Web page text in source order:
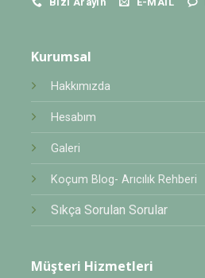
Kurumsal
Hakkımızda
Hesabım
Galeri
Koçum Blog- Arıcılık Rehberi
Sıkça Sorulan Sorular
Müşteri Hizmetleri